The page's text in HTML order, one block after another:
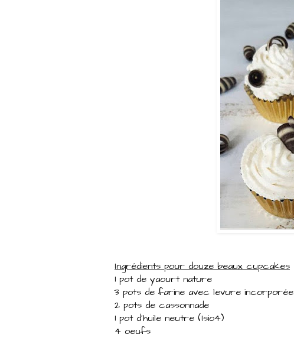
Ingrédients pour douze beaux cupcakes
1 pot de yaourt nature
3 pots de farine avec levure incorporée
2 pots de cassonnade
1 pot d'huile neutre (Isio4)
4 oeufs